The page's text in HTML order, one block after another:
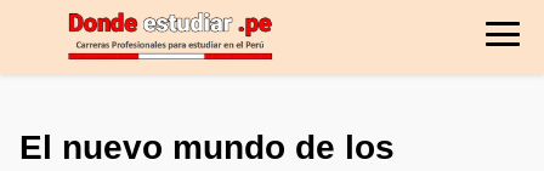
El nuevo mundo de los